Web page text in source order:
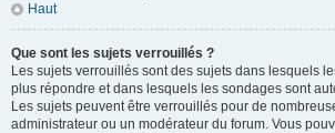
Haut
Que sont les sujets verrouillés ?
Les sujets verrouillés sont des sujets dans lesquels
plus répondre et dans lesquels les sondages sont
Les sujets peuvent être verrouillés pour de
administrateur ou un modérateur du forum. Vous